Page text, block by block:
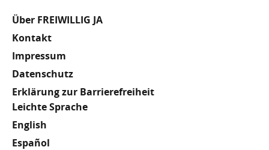
Fußzeile
Über FREIWILLIG JA
Kontakt
Impressum
Datenschutz
Erklärung zur Barrierefreiheit
Meta
Footer
Leichte Sprache
English
Español